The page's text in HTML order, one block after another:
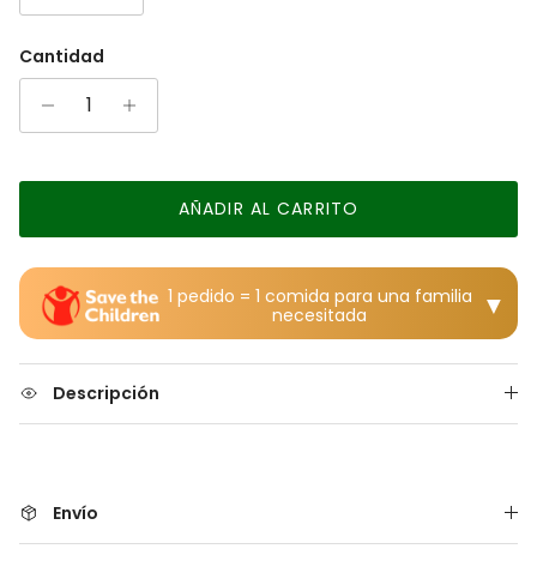
Cantidad
AÑADIR AL CARRITO
1 pedido = 1 comida para una familia
necesitada
▼
Descripción
Envío